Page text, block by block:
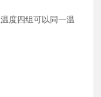
度四组可以同一温